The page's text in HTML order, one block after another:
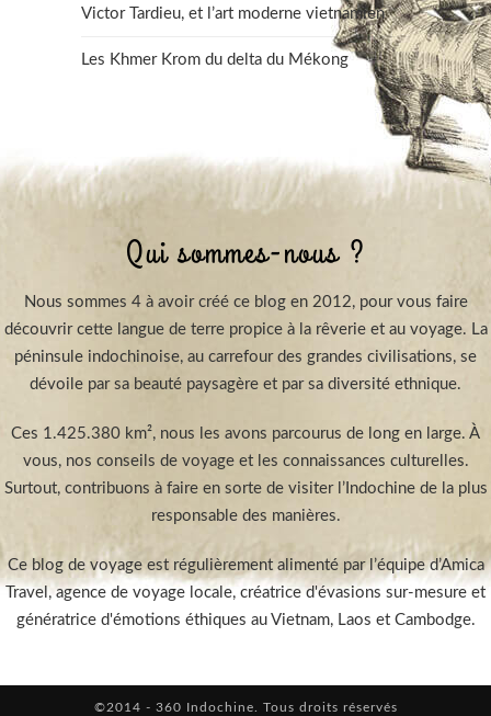
Victor Tardieu, et l’art moderne vietnamien
Les Khmer Krom du delta du Mékong
Qui sommes-nous ?
Nous sommes 4 à avoir créé ce blog en 2012, pour vous faire
découvrir cette langue de terre propice à la rêverie et au voyage. La
péninsule indochinoise, au carrefour des grandes civilisations, se
dévoile par sa beauté paysagère et par sa diversité ethnique.
Ces 1.425.380 km², nous les avons parcourus de long en large. À
vous, nos conseils de voyage et les connaissances culturelles.
Surtout, contribuons à faire en sorte de visiter l’Indochine de la plus
responsable des manières.
Ce blog de voyage est régulièrement alimenté par l’équipe d’Amica
Travel, agence de voyage locale, créatrice d'évasions sur-mesure et
génératrice d'émotions éthiques au Vietnam, Laos et Cambodge.
©2014 - 360 Indochine. Tous droits réservés